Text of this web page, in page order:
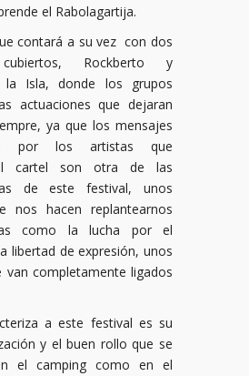
el Rabolagartija.
contará a su vez con dos
Rockberto y
la Isla, donde los grupos
actuaciones que dejaran
ya que los mensajes
por los artistas que
cartel son otra de las
de este festival, unos
nos hacen replantearnos
como la lucha por el
libertad de expresión, unos
van completamente ligados
a este festival es su
y el buen rollo que se
el camping como en el